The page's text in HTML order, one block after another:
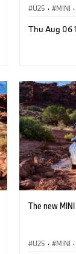
U25 · MINI ·
Thu Aug 06
The new
U25 · MINI ·